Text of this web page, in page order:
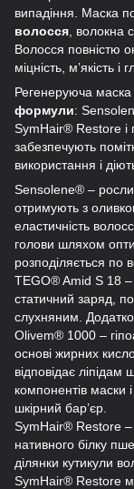
випадіння. Маска
волосся , волокна
Волосся повністю
міцність, м’якість і
Регенеруюча маска
формули:
SymHair® Restore і
забезпечують
використання і
Sensolene® –
отримують з
еластичність
голови шляхом
розподіляється по
TEGO® Amid S 18 –
статичний заряд,
слухняним.
Olivem® 1000 –
основі жирних
відповідає
компонентів маски
шкірний бар’єр.
SymHair® Restore –
нативного білку
ділянки кутикули
SymHair® Restore